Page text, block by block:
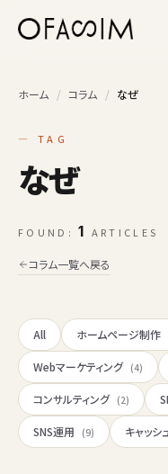
ホーム / コラム / なぜ
— TAG
なぜ
FOUND:1 ARTICLES
コラム一覧へ戻る
All ホームページ制作
Webマーケティング (4)
コンサルティング (2)
SNS運用 (9) キャッ